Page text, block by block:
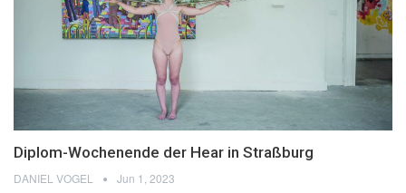
Diplom-Wochenende der Hear in Straßburg
DANIEL VOGEL Jun 1, 2023